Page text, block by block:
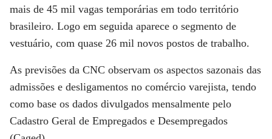
mais de 45 mil vagas temporárias em todo território
brasileiro. Logo em seguida aparece o segmento de
vestuário, com quase 26 mil novos postos de trabalho.
As previsões da CNC observam os aspectos sazonais das
admissões e desligamentos no comércio varejista, tendo
como base os dados divulgados mensalmente pelo
Cadastro Geral de Empregados e Desempregados